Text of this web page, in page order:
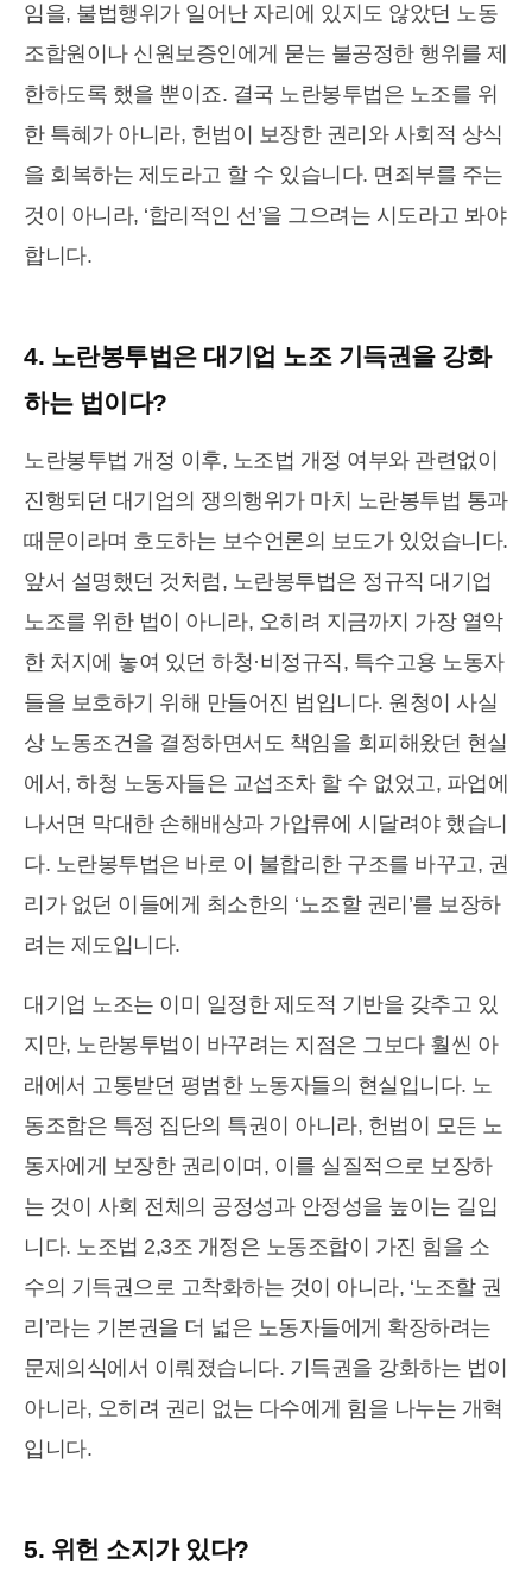
임을, 불법행위가 일어난 자리에 있지도 않았던 노동
조합원이나 신원보증인에게 묻는 불공정한 행위를 제
한하도록 했을 뿐이죠. 결국 노란봉투법은 노조를 위
한 특혜가 아니라, 헌법이 보장한 권리와 사회적 상식
을 회복하는 제도라고 할 수 있습니다. 면죄부를 주는
것이 아니라, ‘합리적인 선’을 그으려는 시도라고 봐야
합니다.
4. 노란봉투법은 대기업 노조 기득권을 강화
하는 법이다?
노란봉투법 개정 이후, 노조법 개정 여부와 관련없이
진행되던 대기업의 쟁의행위가 마치 노란봉투법 통과
때문이라며 호도하는 보수언론의 보도가 있었습니다.
앞서 설명했던 것처럼, 노란봉투법은 정규직 대기업
노조를 위한 법이 아니라, 오히려 지금까지 가장 열악
한 처지에 놓여 있던 하청·비정규직, 특수고용 노동자
들을 보호하기 위해 만들어진 법입니다. 원청이 사실
상 노동조건을 결정하면서도 책임을 회피해왔던 현실
에서, 하청 노동자들은 교섭조차 할 수 없었고, 파업에
나서면 막대한 손해배상과 가압류에 시달려야 했습니
다. 노란봉투법은 바로 이 불합리한 구조를 바꾸고, 권
리가 없던 이들에게 최소한의 ‘노조할 권리’를 보장하
려는 제도입니다.
대기업 노조는 이미 일정한 제도적 기반을 갖추고 있
지만, 노란봉투법이 바꾸려는 지점은 그보다 훨씬 아
래에서 고통받던 평범한 노동자들의 현실입니다. 노
동조합은 특정 집단의 특권이 아니라, 헌법이 모든 노
동자에게 보장한 권리이며, 이를 실질적으로 보장하
는 것이 사회 전체의 공정성과 안정성을 높이는 길입
니다. 노조법 2,3조 개정은 노동조합이 가진 힘을 소
수의 기득권으로 고착화하는 것이 아니라, ‘노조할 권
리’라는 기본권을 더 넓은 노동자들에게 확장하려는
문제의식에서 이뤄졌습니다. 기득권을 강화하는 법이
아니라, 오히려 권리 없는 다수에게 힘을 나누는 개혁
입니다.
5. 위헌 소지가 있다?